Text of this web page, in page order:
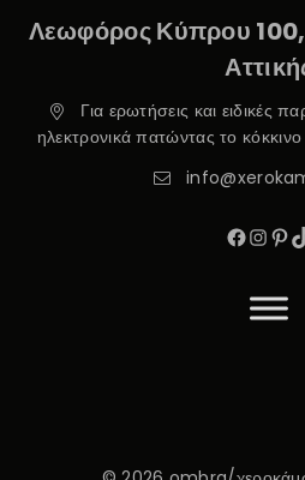
Λεωφόρος Κύπρου
Για ερωτήσεις και ειδικές
ηλεκτρονικά πατώντας το